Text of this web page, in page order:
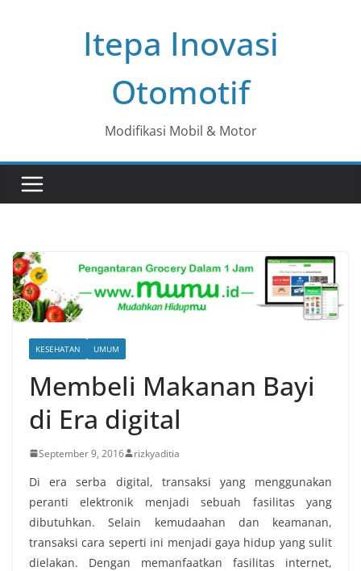
Itepa Inovasi
Otomotif
Modifikasi Mobil & Motor
KESEHATAN UMUM
Membeli Makanan Bayi
di Era digital
September 9, 2016 rizkyaditia
Di era serba digital, transaksi yang menggunakan
peranti elektronik menjadi sebuah fasilitas yang
dibutuhkan. Selain kemudaahan dan keamanan,
transaksi cara seperti ini menjadi gaya hidup yang sulit
dielakan. Dengan memanfaatkan fasilitas internet,